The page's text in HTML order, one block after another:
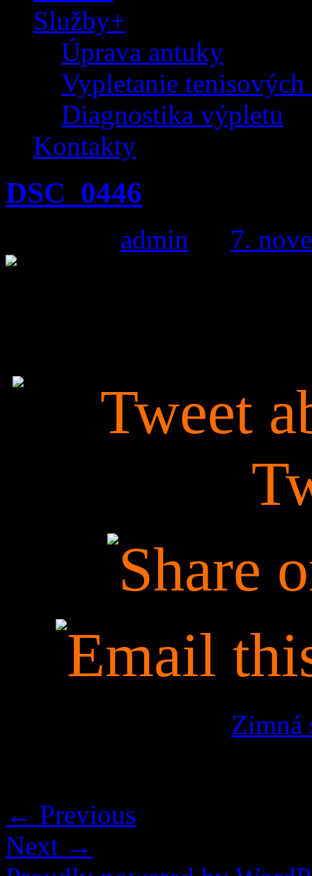
Služby+
Úprava antuky
Vypletanie tenisových
Diagnostika výpletu
Kontakty
DSC_0446
admin 7.
Zimná
← Previous
Next →